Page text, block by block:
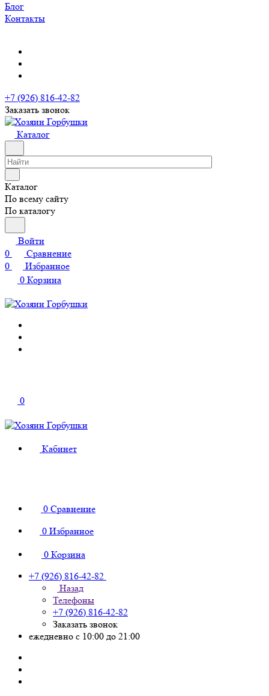
Блог
Контакты
+7 (926) 816-42-82
Заказать звонок
Каталог
Каталог
По всему сайту
По каталогу
Войти
0
Сравнение
0
Избранное
0 Корзина
0
Кабинет
0 Сравнение
0 Избранное
0 Корзина
+7 (926) 816-42-82
Назад
Телефоны
+7 (926) 816-42-82
Заказать звонок
ежедневно с 10:00 до 21:00